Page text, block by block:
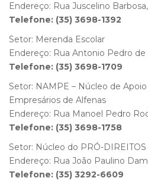
Endereço: Rua Juscelino
Telefone: (35) 3698-1392
Setor: Merenda Escolar
Endereço: Rua Antonio Pedro de
Telefone: (35) 3698-1709
Setor: NAMPE – Núcleo de
Empresários de Alfenas
Endereço: Rua Manoel Pedro
Telefone: (35) 3698-1758
Setor: Núcleo do PRÓ-
Endereço: Rua João Paulino
Telefone: (35) 3292-6609